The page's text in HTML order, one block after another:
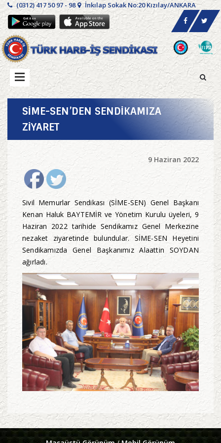
(0312) 417 50 97 - 98 İnkılap Sokak No:20 Kızılay/ANKARA
SİME-SEN’DEN SENDİKAMIZA
ZİYARET
9 Haziran 2022
Sivil Memurlar Sendikası (SİME-SEN) Genel Başkanı
Kenan Haluk BAYTEMİR ve Yönetim Kurulu üyeleri, 9
Haziran 2022 tarihide Sendikamız Genel Merkezine
nezaket ziyaretinde bulundular. SİME-SEN Heyetini
Sendikamızda Genel Başkanımız Alaattin SOYDAN
ağırladı.